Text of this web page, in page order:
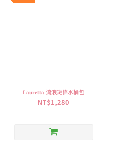
𝐋𝐚𝐮𝐫𝐞𝐭𝐭𝐚 流浪鏈條水桶包
NT$1,280